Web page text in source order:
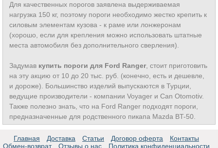
Для качественных порогов заявлена выдерживаемая
нагрузка 150 кг, поэтому пороги необходимо жестко крепить к
силовым элементам кузова - к раме или лонжеронам
(хорошо, если для крепления можно использовать штатные
места автомобиля без дополнительного сверления).
Задумав купить пороги для Ford Ranger , стоит приготовить
на эту акцию от 10 до 20 тыс. руб. (конечно, есть и дешевле,
и дороже). Большинство изделий выпускаются в Турции,
ведущие производители - компании Voyager и Can Otomotiv.
Также полезно знать, что на Ford Ranger подходят пороги,
предназначенные для родственного пикапа Mazda BT-50.
Главная Доставка Статьи Договор оферта
Контакты
Обмен-возврат
Отзывы о нас Политика конфиденциальности